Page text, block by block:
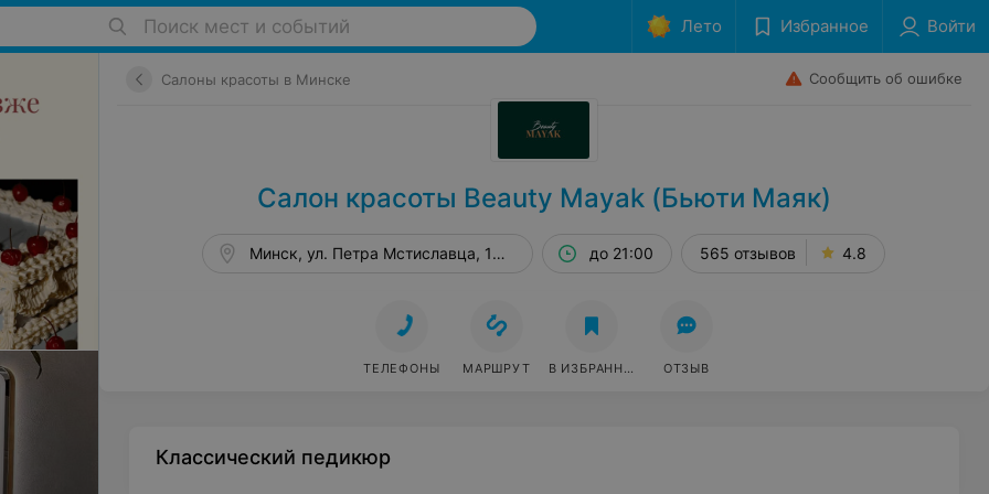
Поиск мест и событий Лето Избранное Войти
Салоны красоты в Минске Сообщить об ошибке
Салон красоты Beauty Mayak (Бьюти Маяк)
Минск, ул. Петра Мстиславца, 18, пом. 384 до 21:00 565 отзывов 4.8
ТЕЛЕФОНЫ МАРШРУТ В ИЗБРАННОЕ ОТЗЫВ
Классический педикюр